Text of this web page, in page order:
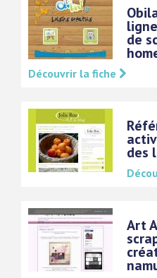
de
Découvrir la fiche
des
Art